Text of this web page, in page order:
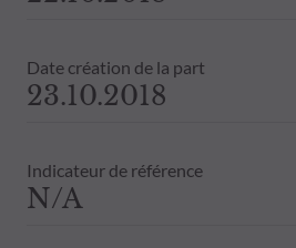
Date création de la part
23.10.2018
Indicateur de référence
N/A